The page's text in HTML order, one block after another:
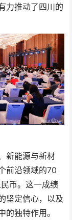
力推动了四川的
新能源与新材
前沿领域的70
币。这一成绩
坚定信心，以及
独特作用。